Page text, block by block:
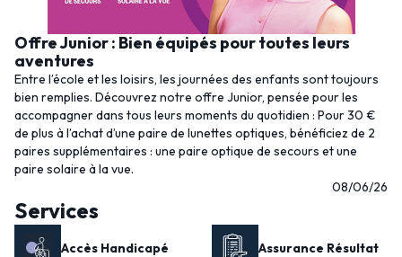
Offre Junior : Bien équipés pour toutes leurs
aventures
Entre l’école et les loisirs, les journées des enfants sont toujours
bien remplies. Découvrez notre offre Junior, pensée pour les
accompagner dans tous leurs moments du quotidien : Pour 30 €
de plus à l’achat d’une paire de lunettes optiques, bénéficiez de 2
paires supplémentaires : une paire optique de secours et une
paire solaire à la vue.
08/06/26
Services
Accès Handicapé Assurance Résultat